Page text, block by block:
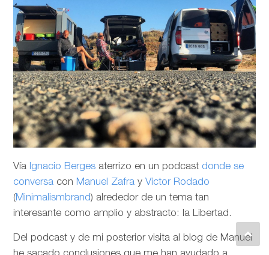
Vía Ignacio Berges aterrizo en un podcast donde se
conversa con Manuel Zafra y Victor Rodado
(Minimalismbrand) alrededor de un tema tan
interesante como amplio y abstracto: la Libertad.
Del podcast y de mi posterior visita al blog de Manuel